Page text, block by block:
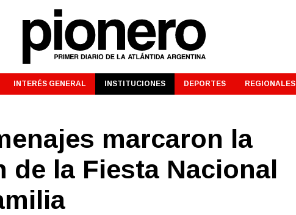
INTERÉS GENERAL INSTITUCIONES DEPORTES REGIONALES
marcaron la
de la Fiesta Nacional